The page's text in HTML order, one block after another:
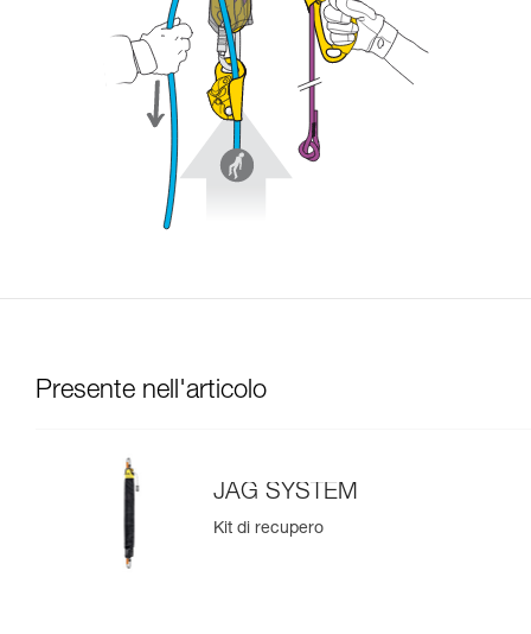
Presente nell'articolo
JAG SYSTEM
Kit di recupero